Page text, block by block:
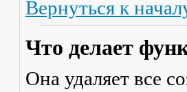
Вернуться к
Что делает
Она удаляет все